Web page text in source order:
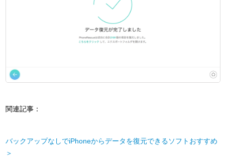
関連記事：
バックアップなしでiPhoneからデータを復元できるソフトおすすめ
＞